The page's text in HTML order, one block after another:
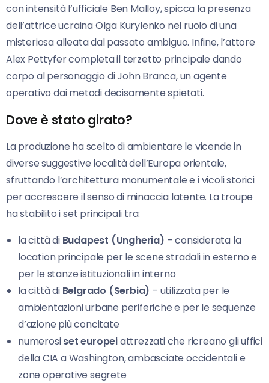
con intensità l’ufficiale Ben Malloy, spicca la presenza
dell’attrice ucraina Olga Kurylenko nel ruolo di una
misteriosa alleata dal passato ambiguo. Infine, l’attore
Alex Pettyfer completa il terzetto principale dando
corpo al personaggio di John Branca, un agente
operativo dai metodi decisamente spietati.
Dove è stato girato?
La produzione ha scelto di ambientare le vicende in
diverse suggestive località dell’Europa orientale,
sfruttando l’architettura monumentale e i vicoli storici
per accrescere il senso di minaccia latente. La troupe
ha stabilito i set principali tra:
la città di Budapest (Ungheria) – considerata la
location principale per le scene stradali in esterno e
per le stanze istituzionali in interno
la città di Belgrado (Serbia) – utilizzata per le
ambientazioni urbane periferiche e per le sequenze
d’azione più concitate
numerosiset europeiattrezzati che ricreano gli uffici
della CIA a Washington, ambasciate occidentali e
zone operative segrete